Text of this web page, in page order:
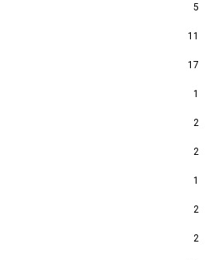
5
11
17
1
2
2
1
2
2